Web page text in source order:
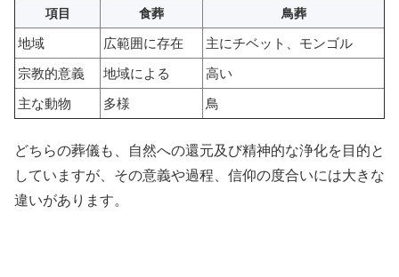
項目 食葬 鳥葬
地域 広範囲に存在
主にチベット、モンゴル
宗教的意義
地域による
高い
主な動物
多様 鳥
どちらの葬儀も、自然への還元及び精神的な浄化を目的と
していますが、その意義や過程、信仰の度合いには大きな
違いがあります。